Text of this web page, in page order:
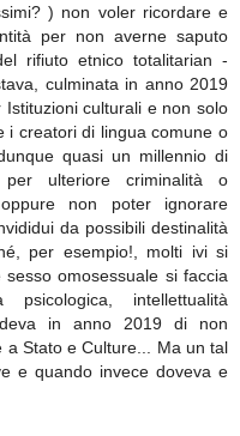
) non voler ricordare e
per non averne saputo
rifiuto etnico totalitarian -
culminata in anno 2019
culturali e non solo
i creatori di lingua comune o
quasi un millennio di
ulteriore criminalità o
non poter ignorare
da possibili destinalità
per esempio!, molti ivi si
omosessuale si faccia
intellettualità
in anno 2019 di non
a Stato e Culture... Ma un tal
e quando invece doveva e